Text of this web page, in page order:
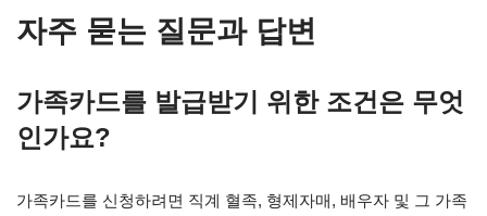
자주 묻는 질문과 답변
가족카드를 발급받기 위한 조건은 무엇
인가요?
가족카드를 신청하려면 직계 혈족, 형제자매, 배우자 및 그 가족